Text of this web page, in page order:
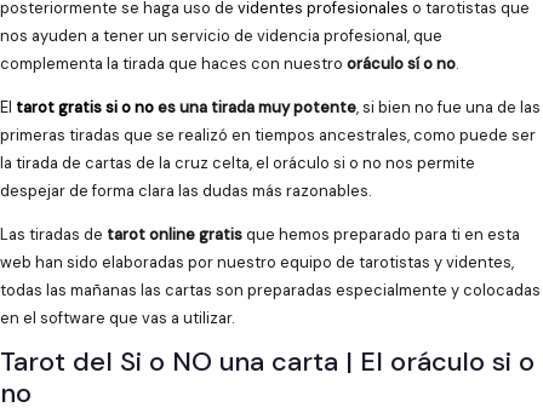
posteriormente se haga uso de videntes profesionales o tarotistas que
nos ayuden a tener un servicio de videncia profesional, que
complementa la tirada que haces con nuestro oráculo sí o no.
El tarot gratis si o noes una tirada muy potente, si bien no fue una de las
primeras tiradas que se realizó en tiempos ancestrales, como puede ser
la tirada de cartas de la cruz celta, el oráculo si o no nos permite
despejar de forma clara las dudas más razonables.
Las tiradas de tarot online gratisque hemos preparado para ti en esta
web han sido elaboradas por nuestro equipo de tarotistas y videntes,
todas las mañanas las cartas son preparadas especialmente y colocadas
en el software que vas a utilizar.
Tarot del Si o NO una carta | El oráculo si o
no